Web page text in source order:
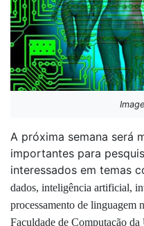
A próxima semana será
importantes para
interessados em temas
dados, inteligência artificial,
processamento de linguagem
Faculdade de Computação